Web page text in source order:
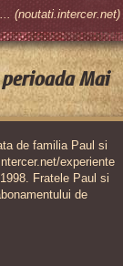
(noutati.intercer.net)
Mai
de familia Paul si
experiente
Fratele Paul si
de